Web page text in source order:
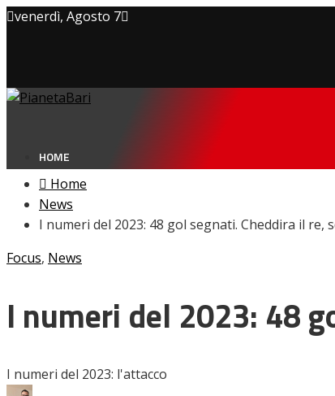
venerdì, Agosto 7
Cookie Policy
HOME
NEWS
Amarcord
Giovanili
Le pagelle
Home
News
I numeri del 2023: 48 gol segnati. Cheddira il re,
Focus, News
I numeri del 2023: 48
I numeri del 2023: l'attacco